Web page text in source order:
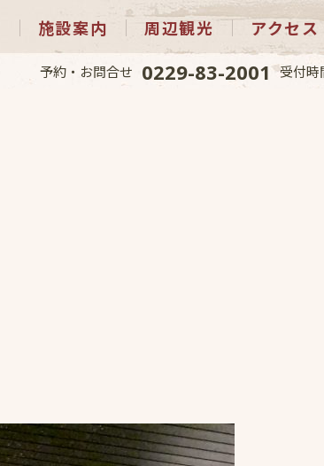
施設案内 周辺観光 アクセス
予約・お問合せ 0229-83-2001 受付時